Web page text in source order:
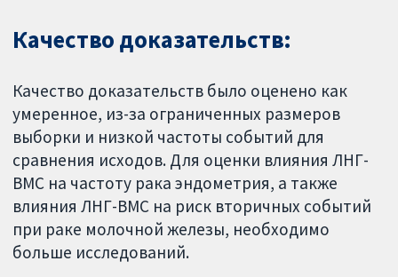
Качество доказательств:
Качество доказательств было оценено как
умеренное, из-за ограниченных размеров
выборки и низкой частоты событий для
сравнения исходов. Для оценки влияния ЛНГ-
ВМС на частоту рака эндометрия, а также
влияния ЛНГ-ВМС на риск вторичных событий
при раке молочной железы, необходимо
больше исследований.